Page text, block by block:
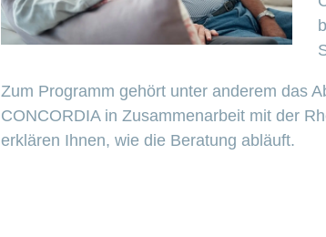
Zum Programm gehört unter anderem das
CONCORDIA in Zusammenarbeit mit der
erklären Ihnen, wie die Beratung abläuft.